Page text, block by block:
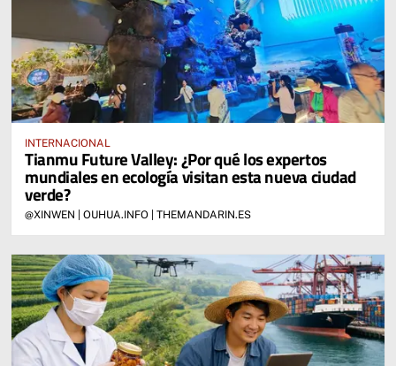
INTERNACIONAL
Tianmu Future Valley: ¿Por qué los expertos
mundiales en ecología visitan esta nueva ciudad
verde?
@XINWEN | OUHUA.INFO | THEMANDARIN.ES